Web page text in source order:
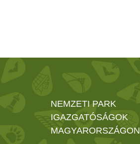
NEMZETI PARK
IGAZGATÓSÁGOK
MAGYARORSZÁGON